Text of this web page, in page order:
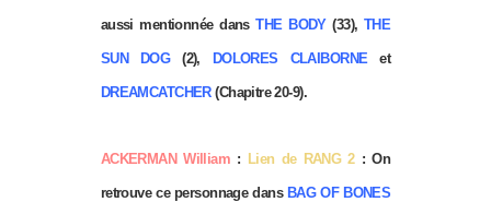
aussi mentionnée dansTHE BODY(33), THE
SUN DOG(2), DOLORES CLAIBORNEet
DREAMCATCHER(Chapitre 20-9).
ACKERMAN William : Lien de RANG 2: On
retrouve ce personnage dans BAG OF BONES